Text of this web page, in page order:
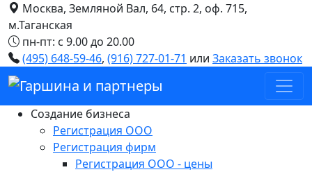
Перейти к основному
Москва, Земляной Вал, 64, стр. 2, оф. 715,
м.Таганская
пн-пт: с 9.00 до 20.00
(495) 648-59-46, (916) 727-01-71 или Заказать звонок
Создание бизнеса
Регистрация ООО
Регистрация фирм
Регистрация ООО - цены